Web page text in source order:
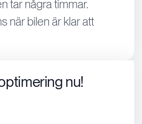
tar några timmar.
när bilen är klar att
nu!